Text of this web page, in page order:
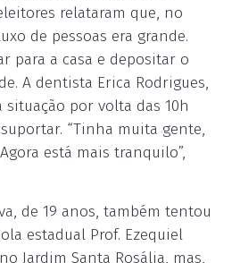
relataram que, no
de pessoas era grande.
para a casa e depositar o
A dentista Erica Rodrigues,
situação por volta das 10h
“Tinha muita gente,
está mais tranquilo”,
de 19 anos, também tentou
estadual Prof. Ezequiel
Jardim Santa Rosália, mas,